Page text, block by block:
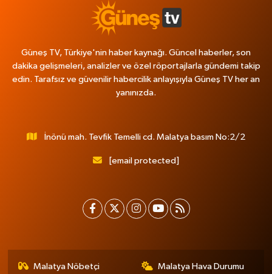
Güneş TV, Türkiye'nin haber kaynağı. Güncel haberler, son
dakika gelişmeleri, analizler ve özel röportajlarla gündemi takip
edin. Tarafsız ve güvenilir habercilik anlayışıyla Güneş TV her an
yanınızda.
İnönü mah. Tevfik Temelli cd. Malatya basım No:2/2
[email protected]
Malatya Nöbetçi
Malatya Hava Durumu